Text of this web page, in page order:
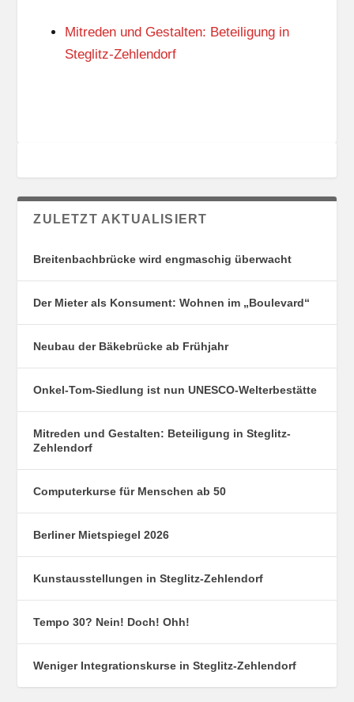
S
O
N
Mitreden und Gestalten: Beteiligung in
Steglitz-Zehlendorf
ZULETZT AKTUALISIERT
Breitenbachbrücke wird engmaschig überwacht
Der Mieter als Konsument: Wohnen im „Boulevard“
Neubau der Bäkebrücke ab Frühjahr
Onkel-Tom-Siedlung ist nun UNESCO-Welterbestätte
Mitreden und Gestalten: Beteiligung in Steglitz-
Zehlendorf
Computerkurse für Menschen ab 50
Berliner Mietspiegel 2026
Kunstausstellungen in Steglitz-Zehlendorf
Tempo 30? Nein! Doch! Ohh!
Weniger Integrationskurse in Steglitz-Zehlendorf